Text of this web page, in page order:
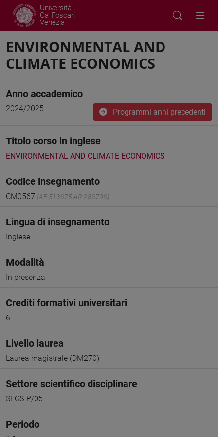
Università
Ca' Foscari
Venezia
ENVIRONMENTAL AND
CLIMATE ECONOMICS
Anno accademico
2024/2025 Programmi anni precedenti
Titolo corso in inglese
ENVIRONMENTAL AND CLIMATE ECONOMICS
Codice insegnamento
CM0567 (AF:513675 AR:286706)
Lingua di insegnamento
Inglese
Modalità
In presenza
Crediti formativi universitari
6
Livello laurea
Laurea magistrale (DM270)
Settore scientifico disciplinare
SECS-P/05
Periodo